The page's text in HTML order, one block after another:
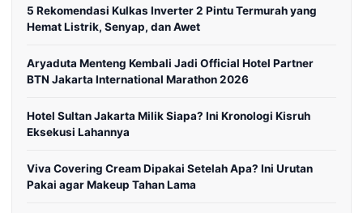
5 Rekomendasi Kulkas Inverter 2 Pintu Termurah yang
Hemat Listrik, Senyap, dan Awet
Aryaduta Menteng Kembali Jadi Official Hotel Partner
BTN Jakarta International Marathon 2026
Hotel Sultan Jakarta Milik Siapa? Ini Kronologi Kisruh
Eksekusi Lahannya
Viva Covering Cream Dipakai Setelah Apa? Ini Urutan
Pakai agar Makeup Tahan Lama